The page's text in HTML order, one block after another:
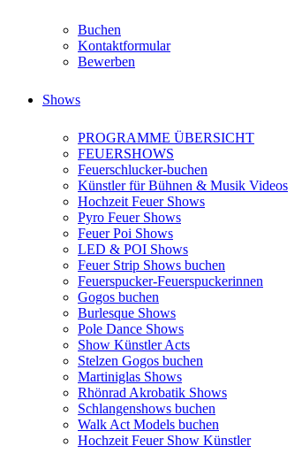
Buchen
Kontaktformular
Bewerben
Shows
PROGRAMME ÜBERSICHT
FEUERSHOWS
Feuerschlucker-buchen
Künstler für Bühnen & Musik Videos
Hochzeit Feuer Shows
Pyro Feuer Shows
Feuer Poi Shows
LED & POI Shows
Feuer Strip Shows buchen
Feuerspucker-Feuerspuckerinnen
Gogos buchen
Burlesque Shows
Pole Dance Shows
Show Künstler Acts
Stelzen Gogos buchen
Martiniglas Shows
Rhönrad Akrobatik Shows
Schlangenshows buchen
Walk Act Models buchen
Hochzeit Feuer Show Künstler